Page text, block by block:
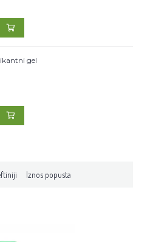
gel
Iznos popusta